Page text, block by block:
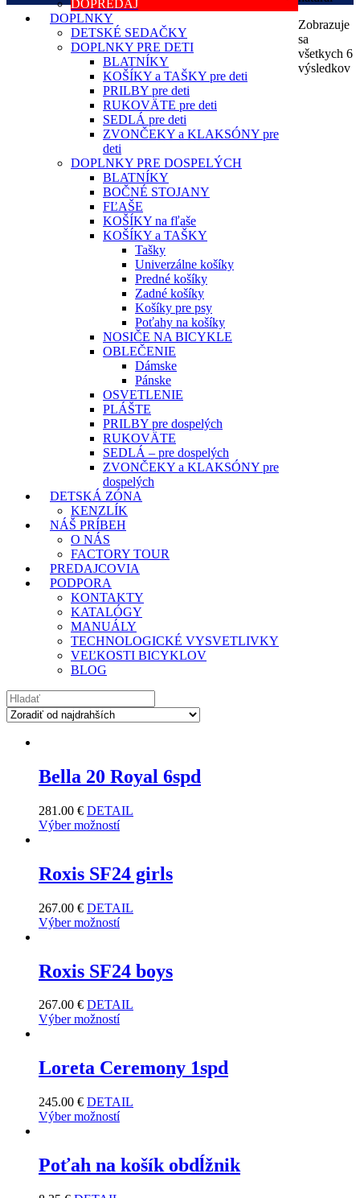
DOPREDAJ
DOPLNKY
DETSKÉ SEDAČKY
DOPLNKY PRE DETI
BLATNÍKY
KOŠÍKY a TAŠKY pre deti
PRILBY pre deti
RUKOVÄTE pre deti
SEDLÁ pre deti
ZVONČEKY a KLAKSÓNY pre
deti
DOPLNKY PRE DOSPELÝCH
BLATNÍKY
BOČNÉ STOJANY
FĽAŠE
KOŠÍKY na fľaše
KOŠÍKY a TAŠKY
Tašky
Univerzálne košíky
Predné košíky
Zadné košíky
Košíky pre psy
Poťahy na košíky
NOSIČE NA BICYKLE
OBLEČENIE
Dámske
Pánske
OSVETLENIE
PLÁŠTE
PRILBY pre dospelých
RUKOVÄTE
SEDLÁ – pre dospelých
ZVONČEKY a KLAKSÓNY pre
dospelých
DETSKÁ ZÓNA
KENZLÍK
NÁŠ PRÍBEH
O NÁS
FACTORY TOUR
PREDAJCOVIA
PODPORA
KONTAKTY
KATALÓGY
MANUÁLY
TECHNOLOGICKÉ VYSVETLIVKY
VEĽKOSTI BICYKLOV
BLOG
Zobrazuje
sa
všetkych 6
výsledkov
Bella 20 Royal 6spd
281.00 € DETAIL
Výber možností
Roxis SF24 girls
267.00 € DETAIL
Výber možností
Roxis SF24 boys
267.00 € DETAIL
Výber možností
Loreta Ceremony 1spd
245.00 € DETAIL
Výber možností
Poťah na košík obdĺžnik